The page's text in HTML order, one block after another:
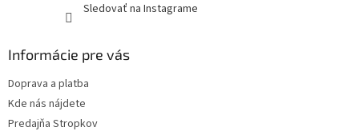
Sledovať na Instagrame
Informácie pre vás
Doprava a platba
Kde nás nájdete
Predajňa Stropkov